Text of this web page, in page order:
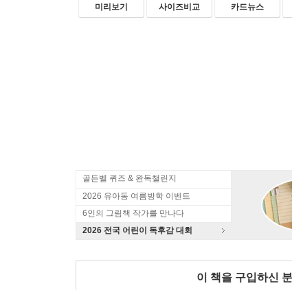
미리보기 사이즈비교 카드뉴스
골든벨 퀴즈 & 완독챌린지
2026 유아동 여름방학 이벤트
6인의 그림책 작가를 만나다
2026 전국 어린이 독후감 대회
이 책을 구입하신